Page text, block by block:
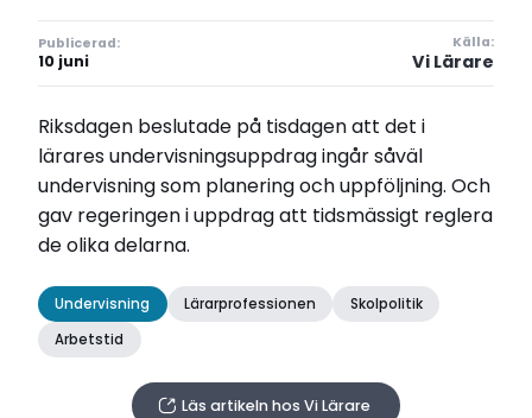
Publicerad:
10 juni
Källa:
Vi Lärare
Riksdagen beslutade på tisdagen att det i
lärares undervisningsuppdrag ingår såväl
undervisning som planering och uppföljning. Och
gav regeringen i uppdrag att tidsmässigt reglera
de olika delarna.
Undervisning Lärarprofessionen
Skolpolitik
Arbetstid
Läs artikeln hos Vi Lärare